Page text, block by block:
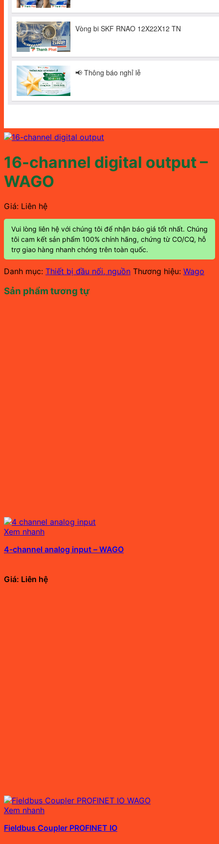
16-channel digital output –
WAGO
Giá: Liên hệ
Vui lòng liên hệ với chúng tôi để nhận báo giá tốt nhất. Chúng
tôi cam kết sản phẩm 100% chính hãng, chứng từ CO/CQ, hỗ
trợ giao hàng nhanh chóng trên toàn quốc.
Danh mục: Thiết bị đầu nối, nguồn Thương hiệu: Wago
Sản phẩm tương tự
Xem nhanh
4-channel analog input – WAGO
Giá: Liên hệ
Xem nhanh
Fieldbus Coupler PROFINET IO